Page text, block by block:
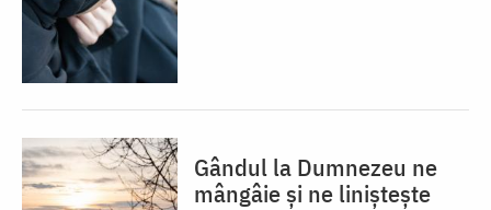
Gândul la Dumnezeu ne
mângâie și ne liniștește